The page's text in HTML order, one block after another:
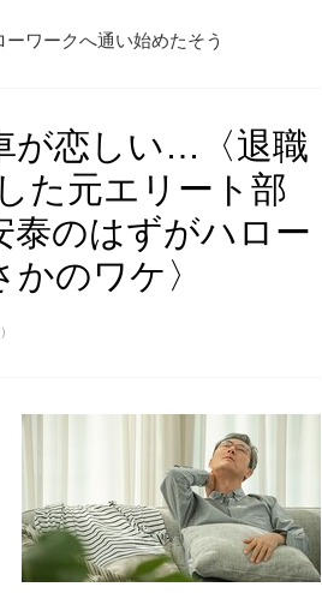
ーワークへ通い始めたそう
が恋しい…〈退職
た元エリート部
泰のはずがハロー
のワケ〉